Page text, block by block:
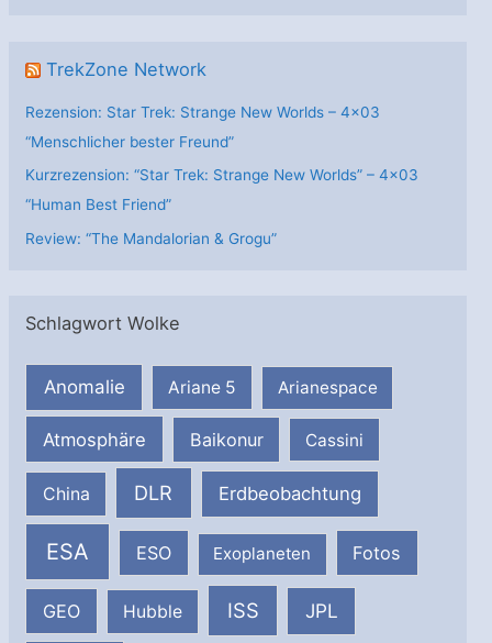
TrekZone Network
Rezension: Star Trek: Strange New Worlds – 4×03
“Menschlicher bester Freund”
Kurzrezension: “Star Trek: Strange New Worlds” – 4×03
“Human Best Friend”
Review: “The Mandalorian & Grogu”
Schlagwort Wolke
Anomalie Ariane 5 Arianespace
Atmosphäre Baikonur Cassini
China DLR Erdbeobachtung
ESA ESO Exoplaneten Fotos
GEO Hubble ISS JPL